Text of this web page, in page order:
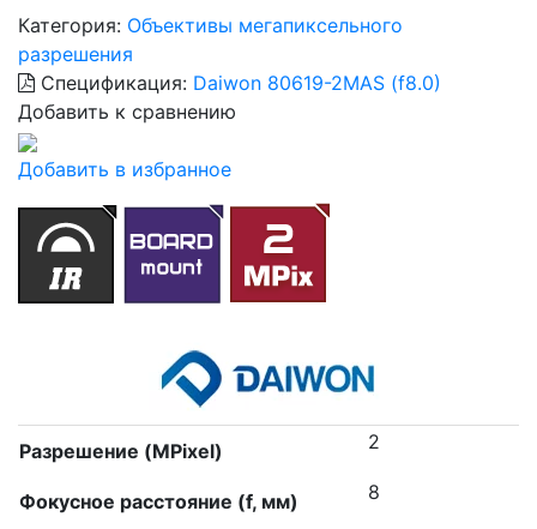
Категория: Объективы мегапиксельного
разрешения
Спецификация: Daiwon 80619-2MAS (f8.0)
Добавить к сравнению
Добавить в избранное
Разрешение (MPixel) 2
Фокусное расстояние (f, мм) 8